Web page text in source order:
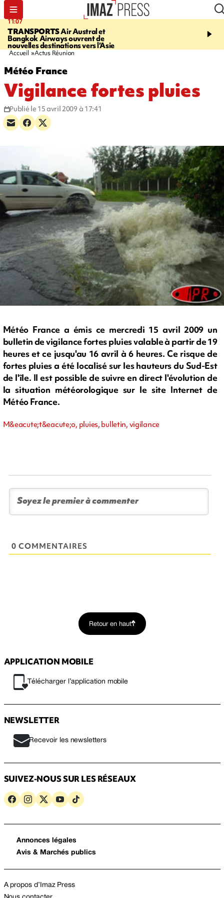
11:07
TRANSPORTSAir Austral et
Bangkok Airways ouvrent de
nouvelles destinations vers l’Asie
11:48
l'eau est dégradée à la
Accueil Actus Réunion
Météo France
Vigilance fortes pluies
Publié le 15 avril 2009 à 17:41
Météo France a émis ce mercredi 15 avril 2009 un
bulletin de vigilance fortes pluies valable à partir de 19
heures et ce jusqu'au 16 avril à 6 heures. Ce risque de
fortes pluies a été localisé sur les hauteurs du Sud-Est
de l'île. Il est possible de suivre en direct l'évolution de
la situation météorologique sur le site Internet de
Météo France.
M&eacute;t&eacute;o, pluies, bulletin, vigilance
0 COMMENTAIRES
Retour en haut
APPLICATION MOBILE
Télécharger l’application mobile
NEWSLETTER
Recevoir les newsletters
SUIVEZ-NOUS SUR LES RÉSEAUX
Annonces légales
Avis & Marchés publics
A propos d’Imaz Press